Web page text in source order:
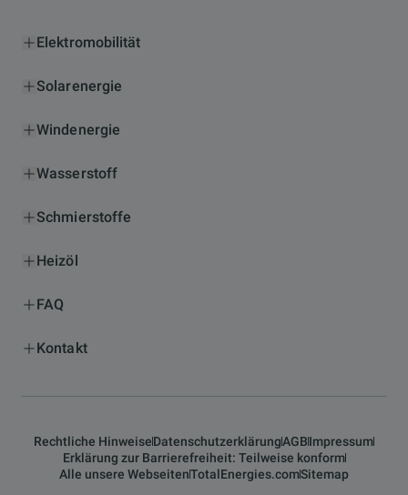
Elektromobilität
Solarenergie
Windenergie
Wasserstoff
Schmierstoffe
Heizöl
FAQ
Kontakt
Rechtliche HinweiseDatenschutzerklärungAGBImpressum
Erklärung zur Barrierefreiheit: Teilweise konform
Alle unsere WebseitenTotalEnergies.comSitemap